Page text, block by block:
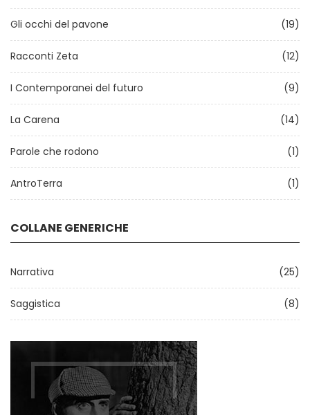
Gli occhi del pavone (19)
Racconti Zeta (12)
I Contemporanei del futuro (9)
La Carena (14)
Parole che rodono (1)
AntroTerra (1)
COLLANE GENERICHE
Narrativa (25)
Saggistica (8)